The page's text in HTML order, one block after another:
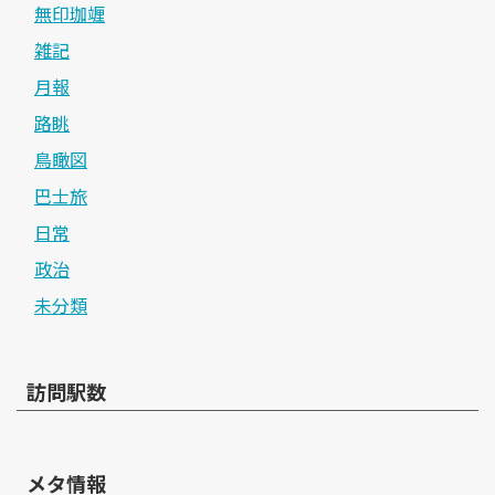
無印珈竰
雑記
月報
路眺
鳥瞰図
巴士旅
日常
政治
未分類
訪問駅数
メタ情報